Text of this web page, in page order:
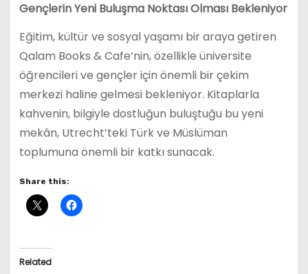
Gençlerin Yeni Buluşma Noktası Olması Bekleniyor
Eğitim, kültür ve sosyal yaşamı bir araya getiren
Qalam Books & Cafe’nin, özellikle üniversite
öğrencileri ve gençler için önemli bir çekim
merkezi haline gelmesi bekleniyor. Kitaplarla
kahvenin, bilgiyle dostluğun buluştuğu bu yeni
mekân, Utrecht’teki Türk ve Müslüman
toplumuna önemli bir katkı sunacak.
Share this:
Related